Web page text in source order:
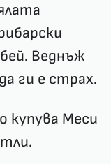
Веднъж
ги е страх.
купува Меси